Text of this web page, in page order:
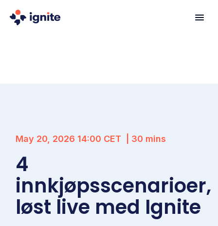
May 20, 2026 14:00 CET 30 mins
4
innkjøpsscenarioer,
løst live med Ignite